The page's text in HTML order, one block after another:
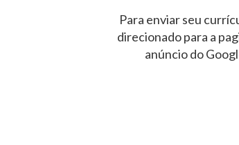
Para enviar seu
direcionado para a
anúncio do